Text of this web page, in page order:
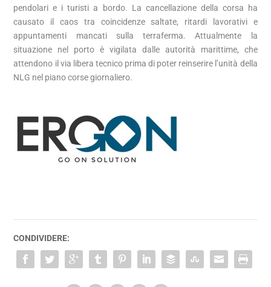
pendolari e i turisti a bordo. La cancellazione della corsa ha
causato il caos tra coincidenze saltate, ritardi lavorativi e
appuntamenti mancati sulla terraferma. Attualmente la
situazione nel porto è vigilata dalle autorità marittime, che
attendono il via libera tecnico prima di poter reinserire l’unità della
NLG nel piano corse giornaliero.
CONDIVIDERE: